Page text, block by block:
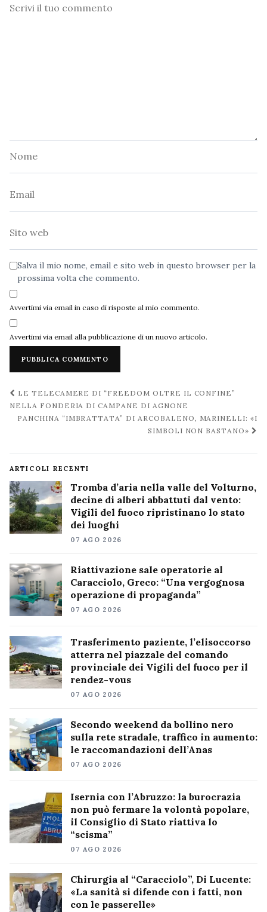
Commento
Salva il mio nome, email e sito web in questo browser per la
prossima volta che commento.
Avvertimi via email in caso di risposte al mio commento.
Avvertimi via email alla pubblicazione di un nuovo articolo.
Navigazione
post
LE TELECAMERE DI “FREEDOM OLTRE IL CONFINE”
NELLA FONDERIA DI CAMPANE DI AGNONE
PANCHINA “IMBRATTATA” DI ARCOBALENO, MARINELLI: «I
SIMBOLI NON BASTANO»
ARTICOLI RECENTI
Tromba d’aria nella valle del Volturno,
decine di alberi abbattuti dal vento:
Vigili del fuoco ripristinano lo stato
dei luoghi
07 AGO 2026
Riattivazione sale operatorie al
Caracciolo, Greco: “Una vergognosa
operazione di propaganda”
07 AGO 2026
Trasferimento paziente, l’elisoccorso
atterra nel piazzale del comando
provinciale dei Vigili del fuoco per il
rendez-vous
07 AGO 2026
Secondo weekend da bollino nero
sulla rete stradale, traffico in aumento:
le raccomandazioni dell’Anas
07 AGO 2026
Isernia con l’Abruzzo: la burocrazia
non può fermare la volontà popolare,
il Consiglio di Stato riattiva lo
“scisma”
07 AGO 2026
Chirurgia al “Caracciolo”, Di Lucente:
«La sanità si difende con i fatti, non
con le passerelle»